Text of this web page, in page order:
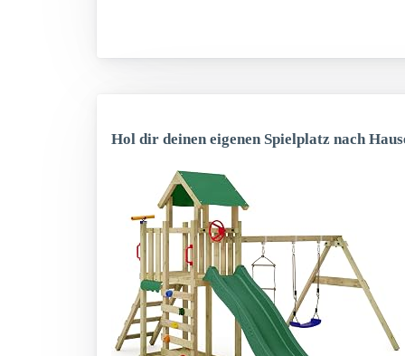
Hol dir deinen eigenen Spielplatz nach